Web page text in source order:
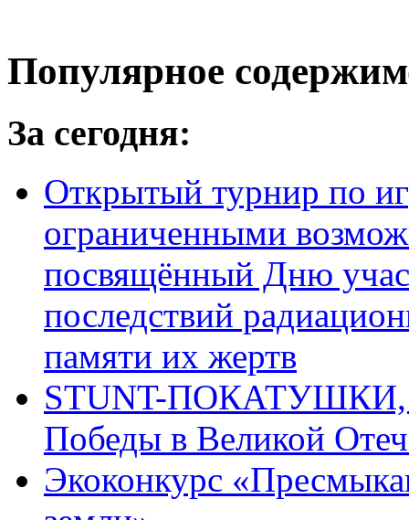
Популярное
За сегодня:
Открытый турнир по
ограниченными
посвящённый Дню
последствий
памяти их жертв
STUNT-ПОКАТУШКИ,
Победы в Великой
Экоконкурс